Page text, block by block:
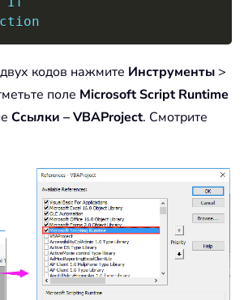
кодов нажмите Инструменты >
поле Microsoft Script Runtime
Ссылки – VBAProject. Смотрите